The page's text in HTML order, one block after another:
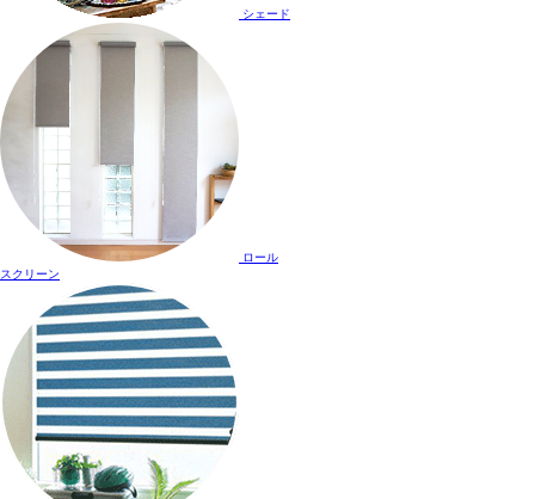
シェード
ロール
スクリーン